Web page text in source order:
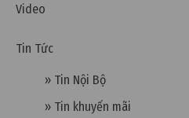
Thứ hai, 07/11/2022 | 09:49
gió tự nhiên phổ biến
Video
Tin Tức
» Tin Nội Bộ
» Tin khuyến mãi